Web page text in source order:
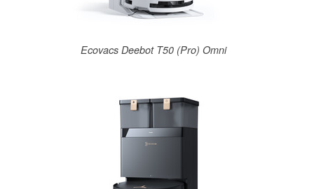
Ecovacs Deebot T50 (Pro) Omni